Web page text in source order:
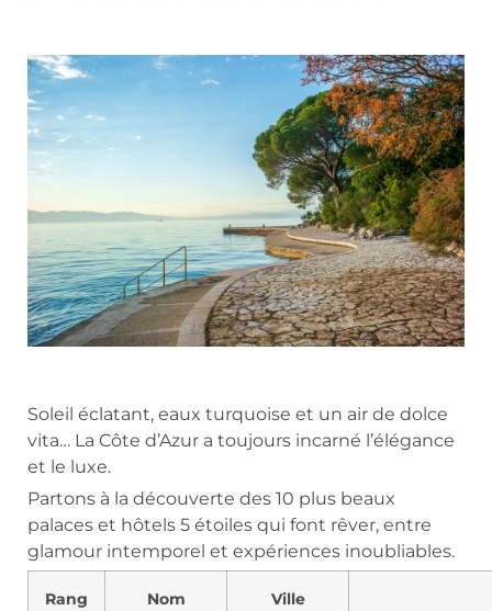
Soleil éclatant, eaux turquoise et un air de dolce
vita… La Côte d’Azur a toujours incarné l’élégance
et le luxe.
Partons à la découverte des 10 plus beaux
palaces et hôtels 5 étoiles qui font rêver, entre
glamour intemporel et expériences inoubliables.
Rang Nom Ville